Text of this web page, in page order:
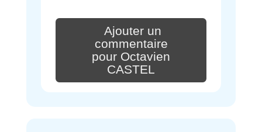
Ajouter un
commentaire
pour Octavien
CASTEL